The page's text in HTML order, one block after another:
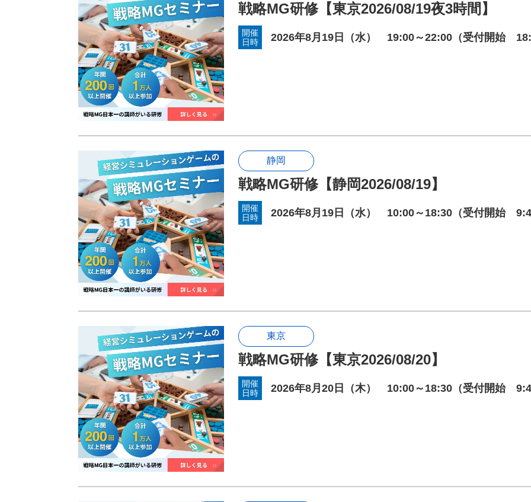
戦略MG研修【東京2026/08/19夜3時間】
開催
日時
2026年8月19日（水） 19:00～22:00（受付開始
静岡
戦略MG研修【静岡2026/08/19】
開催
日時
2026年8月19日（水） 10:00～18:30（受付開始
東京
戦略MG研修【東京2026/08/20】
開催
日時
2026年8月20日（木） 10:00～18:30（受付開始